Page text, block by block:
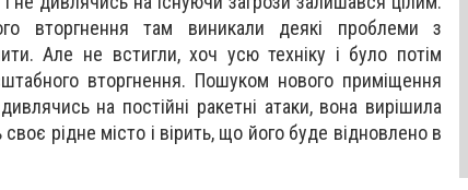
вторгнення там виникали деякі проблеми з
Але не встигли, хоч усю техніку і було потім
вторгнення. Пошуком нового приміщення
на постійні ракетні атаки, вона вирішила
рідне місто і вірить, що його буде відновлено в